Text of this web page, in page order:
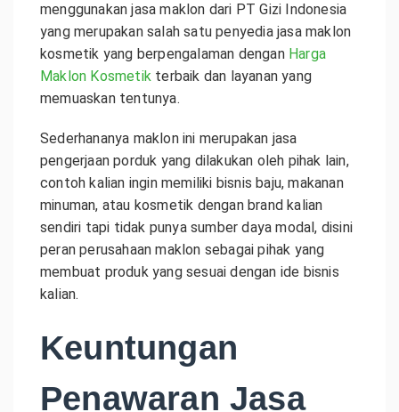
menggunakan jasa maklon dari PT Gizi Indonesia
yang merupakan salah satu penyedia jasa maklon
kosmetik yang berpengalaman dengan Harga
Maklon Kosmetik terbaik dan layanan yang
memuaskan tentunya.
Sederhananya maklon ini merupakan jasa
pengerjaan porduk yang dilakukan oleh pihak lain,
contoh kalian ingin memiliki bisnis baju, makanan
minuman, atau kosmetik dengan brand kalian
sendiri tapi tidak punya sumber daya modal, disini
peran perusahaan maklon sebagai pihak yang
membuat produk yang sesuai dengan ide bisnis
kalian.
Keuntungan
Penawaran Jasa